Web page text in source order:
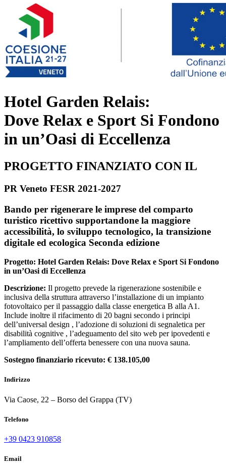
Hotel Garden Relais:
Dove Relax e Sport Si Fondono
in un’Oasi di Eccellenza
PROGETTO FINANZIATO CON IL
PR Veneto FESR 2021-2027
Bando per rigenerare le imprese del comparto
turistico ricettivo supportandone la maggiore
accessibilità, lo sviluppo tecnologico, la transizione
digitale ed ecologica Seconda edizione
Progetto: Hotel Garden Relais: Dove Relax e Sport Si Fondono
in un’Oasi di Eccellenza
Descrizione: Il progetto prevede la rigenerazione sostenibile e
inclusiva della struttura attraverso l’installazione di un impianto
fotovoltaico per il passaggio dalla classe energetica B alla A1.
Include inoltre il rifacimento di 20 bagni secondo i principi
dell’universal design , l’adozione di soluzioni di segnaletica per
disabilità cognitive , l’adeguamento del sito web per ipovedenti e
l’ampliamento dell’offerta benessere con una nuova sauna.
Sostegno finanziario ricevuto: € 138.105,00
Indirizzo
Via Caose, 22 – Borso del Grappa (TV)
Telefono
+39 0423 910858
Email